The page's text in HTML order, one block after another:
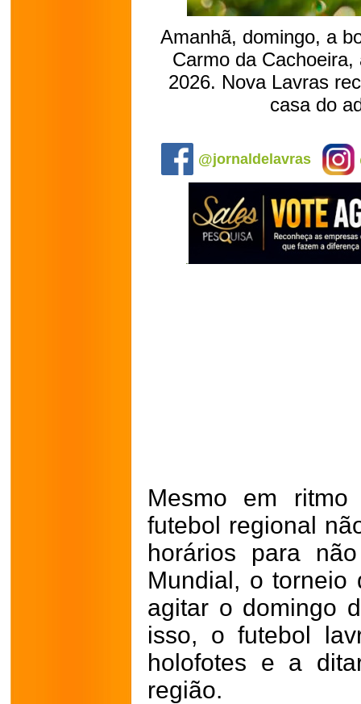
Amanhã, domingo, a
Carmo da
2026. Nova Lavras
casa do
@jornaldelavras
Mesmo em
futebol regional
horários para
Mundial, o torneio
agitar o domingo
isso, o futebol
holofotes e a
região.